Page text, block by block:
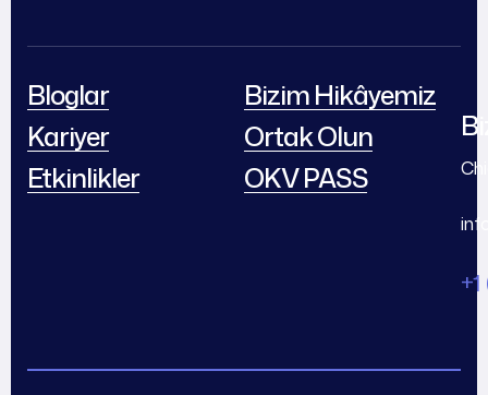
Bloglar
Kariyer
Etkinlikler
Bizim Hikâyemiz
Ortak Olun
OKV PASS